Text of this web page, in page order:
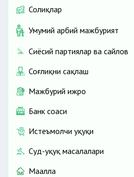
Солиқлар
Умумий ҳарбий мажбурият
Сиёсий партиялар ва сайлов
Соғлиқни сақлаш
Мажбурий ижро
Банк соҳаси
Истеъмолчи ҳуқуқи
Суд-ҳуқуқ масалалари
Маҳалла